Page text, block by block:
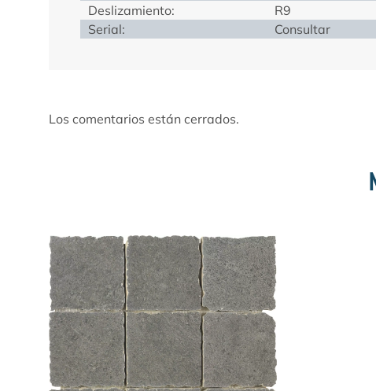
Deslizamiento:
R9
Serial:
Consultar
Los comentarios están cerrados.